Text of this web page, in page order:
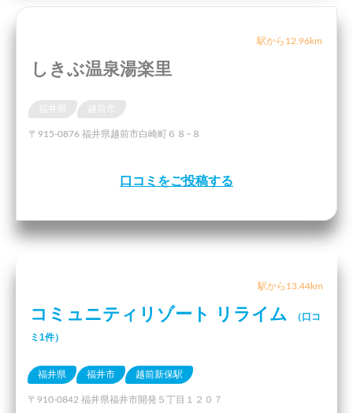
駅から12.96km
しきぶ温泉湯楽里
〒915-0876 福井県越前市白崎町６８−８
口コミをご投稿する
駅から13.44km
コミュニティリゾート リライム
（口コ
ミ1件）
福井県 福井市 越前新保駅
〒910-0842 福井県福井市開発５丁目１２０７